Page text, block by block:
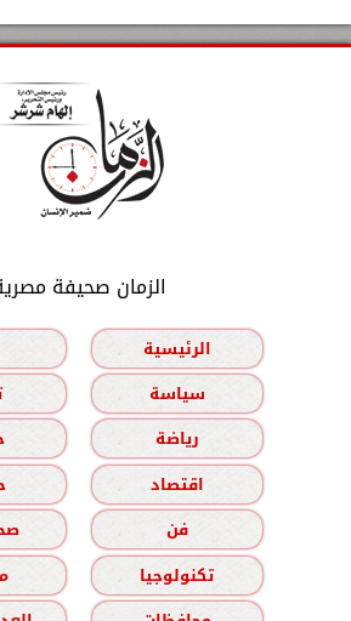
الزمان صحيفة
الرئيسية
سياسة
رياضة
اقتصاد
فن
تكنولوجيا